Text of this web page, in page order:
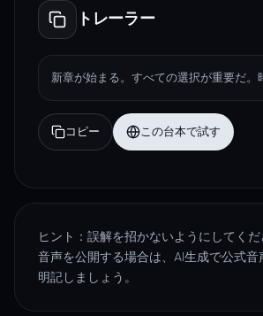
トレーラー
新章が始まる。すべての選択が重要だ。
コピー この台本で試す
ヒント：誤解を招かないようにしてく
音声を公開する場合は、AI生成で公式音
明記しましょう。